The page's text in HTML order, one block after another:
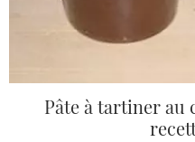
Pâte à tartiner au